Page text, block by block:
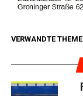
VERWANDTE